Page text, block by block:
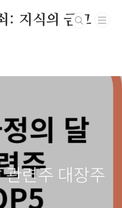
: 지식의 금고
련주 대장주